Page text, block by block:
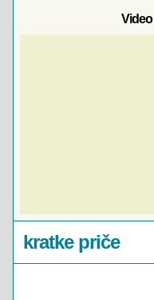
Video
kratke priče